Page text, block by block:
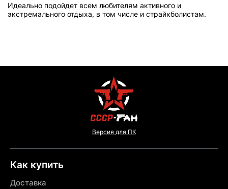
Идеально подойдет всем любителям активного и
экстремального отдыха, в том числе и страйкболистам.
Версия для ПК
Как купить
Доставка